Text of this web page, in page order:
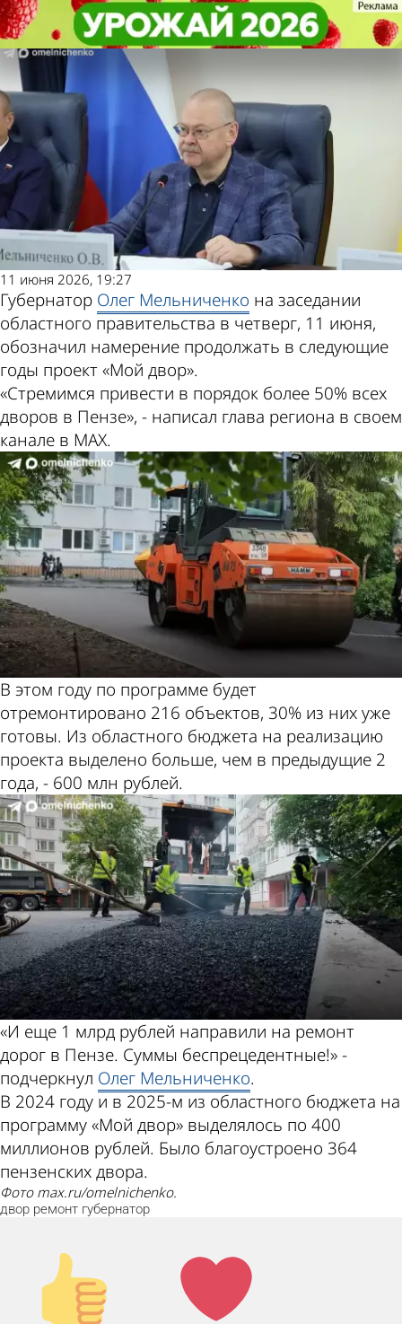
Губернатор обозначил намерение
продолжать проект «Мой двор»
Общество
11 июня 2026, 19:27
Губернатор Олег Мельниченко на заседании
областного правительства в четверг, 11 июня,
обозначил намерение продолжать в следующие
годы проект «Мой двор».
«Стремимся привести в порядок более 50% всех
дворов в Пензе», - написал глава региона в своем
канале в МАХ.
В этом году по программе будет
отремонтировано 216 объектов, 30% из них уже
готовы. Из областного бюджета на реализацию
проекта выделено больше, чем в предыдущие 2
года, - 600 млн рублей.
«И еще 1 млрд рублей направили на ремонт
дорог в Пензе. Суммы беспрецедентные!» -
подчеркнул Олег Мельниченко.
В 2024 году и в 2025-м из областного бюджета на
программу «Мой двор» выделялось по 400
миллионов рублей. Было благоустроено 364
пензенских двора.
Фото max.ru/omelnichenko.
двор ремонт губернатор
Палец
вверх!
Лайк!
Губернатор обозначил намерение
продолжать проект «Мой двор»
Общество
Другие новости
по теме
Погода и курсы
валют в Пензе